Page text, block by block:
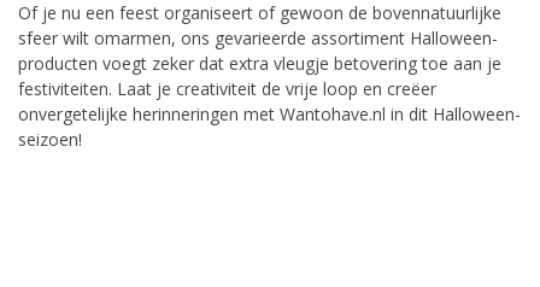
Of je nu een feest organiseert of gewoon de bovennatuurlijke
sfeer wilt omarmen, ons gevarieerde assortiment Halloween-
producten voegt zeker dat extra vleugje betovering toe aan je
festiviteiten. Laat je creativiteit de vrije loop en creëer
onvergetelijke herinneringen met Wantohave.nl in dit Halloween-
seizoen!